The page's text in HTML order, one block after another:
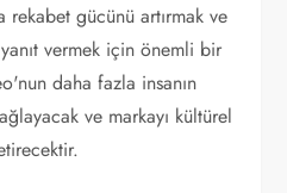
rekabet gücünü artırmak ve
vermek için önemli bir
daha fazla insanın
ve markayı kültürel